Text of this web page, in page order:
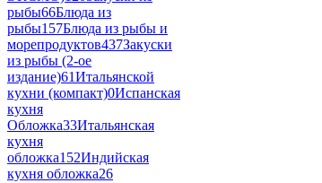
рыбы66Блюда из
рыбы157Блюда из рыбы и
морепродуктов437Закуски
из рыбы (2-ое
издание)61Итальянской
кухни (компакт)0Испанская
кухня
Обложка33Итальянская
кухня
обложка152Индийская
кухня обложка26